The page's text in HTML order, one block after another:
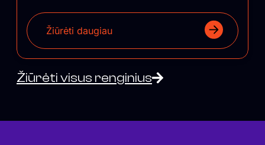
Žiūrėti daugiau
Žiūrėti visus renginius